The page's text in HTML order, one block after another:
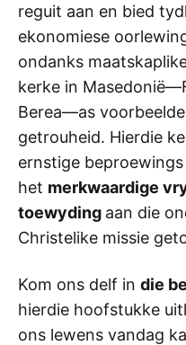
reguit aan en bied
ekonomiese
ondanks
kerke in
Berea—as
getrouheid. Hierdie
ernstige
het merkwaardige
toewyding aan die
Christelike missie
Kom ons delf in die
hierdie hoofstukke
ons lewens vandag